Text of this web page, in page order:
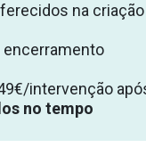
na criação
encerramento
intervenção
no tempo